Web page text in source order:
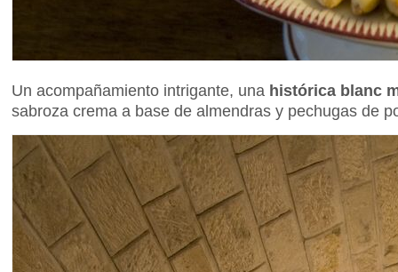
Un acompañamiento intrigante, una histórica blanc
sabroza crema a base de almendras y pechugas de